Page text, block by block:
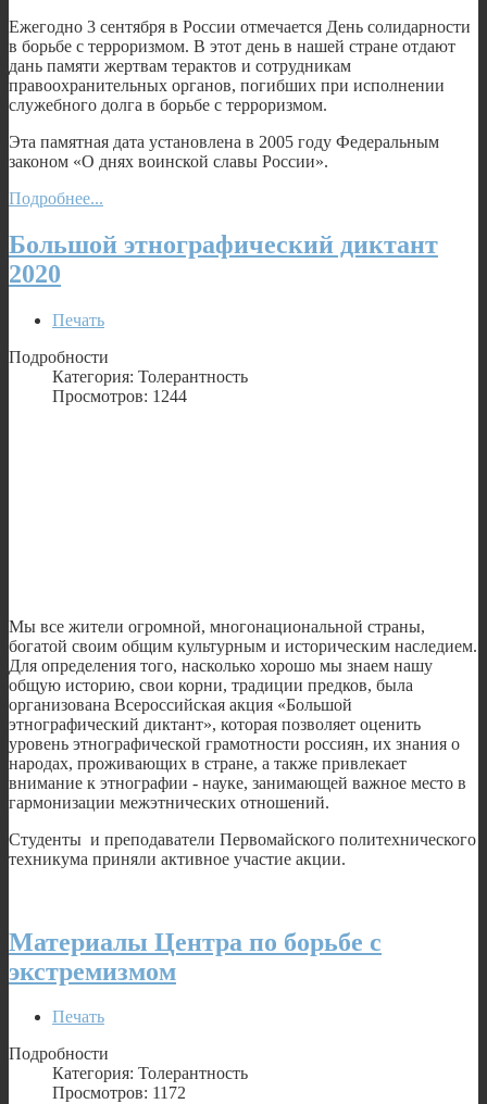
Ежегодно 3 сентября в России отмечается День солидарности
в борьбе с терроризмом. В этот день в нашей стране отдают
дань памяти жертвам терактов и сотрудникам
правоохранительных органов, погибших при исполнении
служебного долга в борьбе с терроризмом.
Эта памятная дата установлена в 2005 году Федеральным
законом «О днях воинской славы России».
Подробнее...
Большой этнографический диктант
2020
Печать
Подробности
Категория: Толерантность
Просмотров: 1244
Мы все жители огромной, многонациональной страны,
богатой своим общим культурным и историческим наследием.
Для определения того, насколько хорошо мы знаем нашу
общую историю, свои корни, традиции предков, была
организована Всероссийская акция «Большой
этнографический диктант», которая позволяет оценить
уровень этнографической грамотности россиян, их знания о
народах, проживающих в стране, а также привлекает
внимание к этнографии - науке, занимающей важное место в
гармонизации межэтнических отношений.
Студенты и преподаватели Первомайского политехнического
техникума приняли активное участие акции.
Материалы Центра по борьбе с
экстремизмом
Печать
Подробности
Категория: Толерантность
Просмотров: 1172